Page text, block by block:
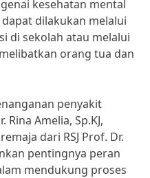
kesehatan mental
dilakukan melalui
di sekolah atau melalui
orang tua dan
penyakit
Amelia, Sp.KJ,
dari RSJ Prof. Dr.
pentingnya peran
mendukung proses